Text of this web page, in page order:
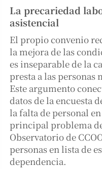
La precariedad
asistencial
El propio convenio
la mejora de las
es inseparable de la
presta a las personas
Este argumento
datos de la encuesta
la falta de personal
principal problema
Observatorio de
personas en lista de
dependencia.